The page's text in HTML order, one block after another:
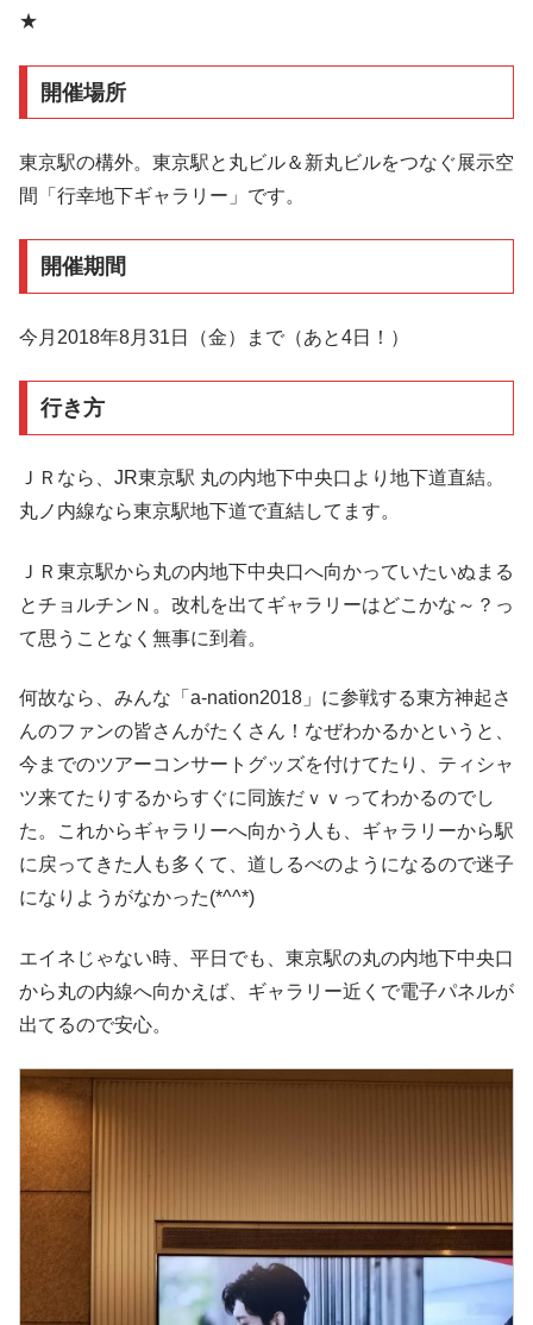
★
開催場所
東京駅の構外。東京駅と丸ビル＆新丸ビルをつなぐ展示空
間「行幸地下ギャラリー」です。
開催期間
今月2018年8月31日（金）まで（あと4日！）
行き方
ＪＲなら、JR東京駅 丸の内地下中央口より地下道直結。
丸ノ内線なら東京駅地下道で直結してます。
ＪＲ東京駅から丸の内地下中央口へ向かっていたいぬまる
とチョルチンＮ。改札を出てギャラリーはどこかな～？っ
て思うことなく無事に到着。
何故なら、みんな「a-nation2018」に参戦する東方神起さ
んのファンの皆さんがたくさん！なぜわかるかというと、
今までのツアーコンサートグッズを付けてたり、ティシャ
ツ来てたりするからすぐに同族だｖｖってわかるのでし
た。これからギャラリーへ向かう人も、ギャラリーから駅
に戻ってきた人も多くて、道しるべのようになるので迷子
になりようがなかった(*^^*)
エイネじゃない時、平日でも、東京駅の丸の内地下中央口
から丸の内線へ向かえば、ギャラリー近くで電子パネルが
出てるので安心。